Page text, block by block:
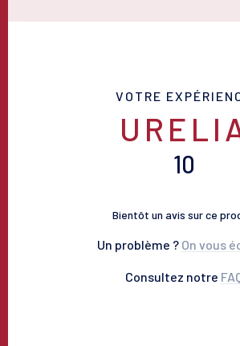
VOTRE
10
Bientôt un avis sur ce
Un problème ? On vous
Consultez notre